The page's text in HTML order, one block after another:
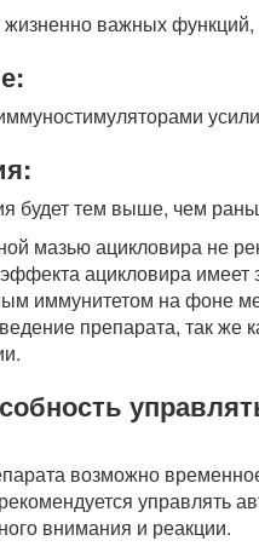
важных функций,
будет тем выше, чем
мазью ацикловира не
ацикловира
иммунитетом на фоне
препарата, так же
возможно
управлять
внимания и реакции.